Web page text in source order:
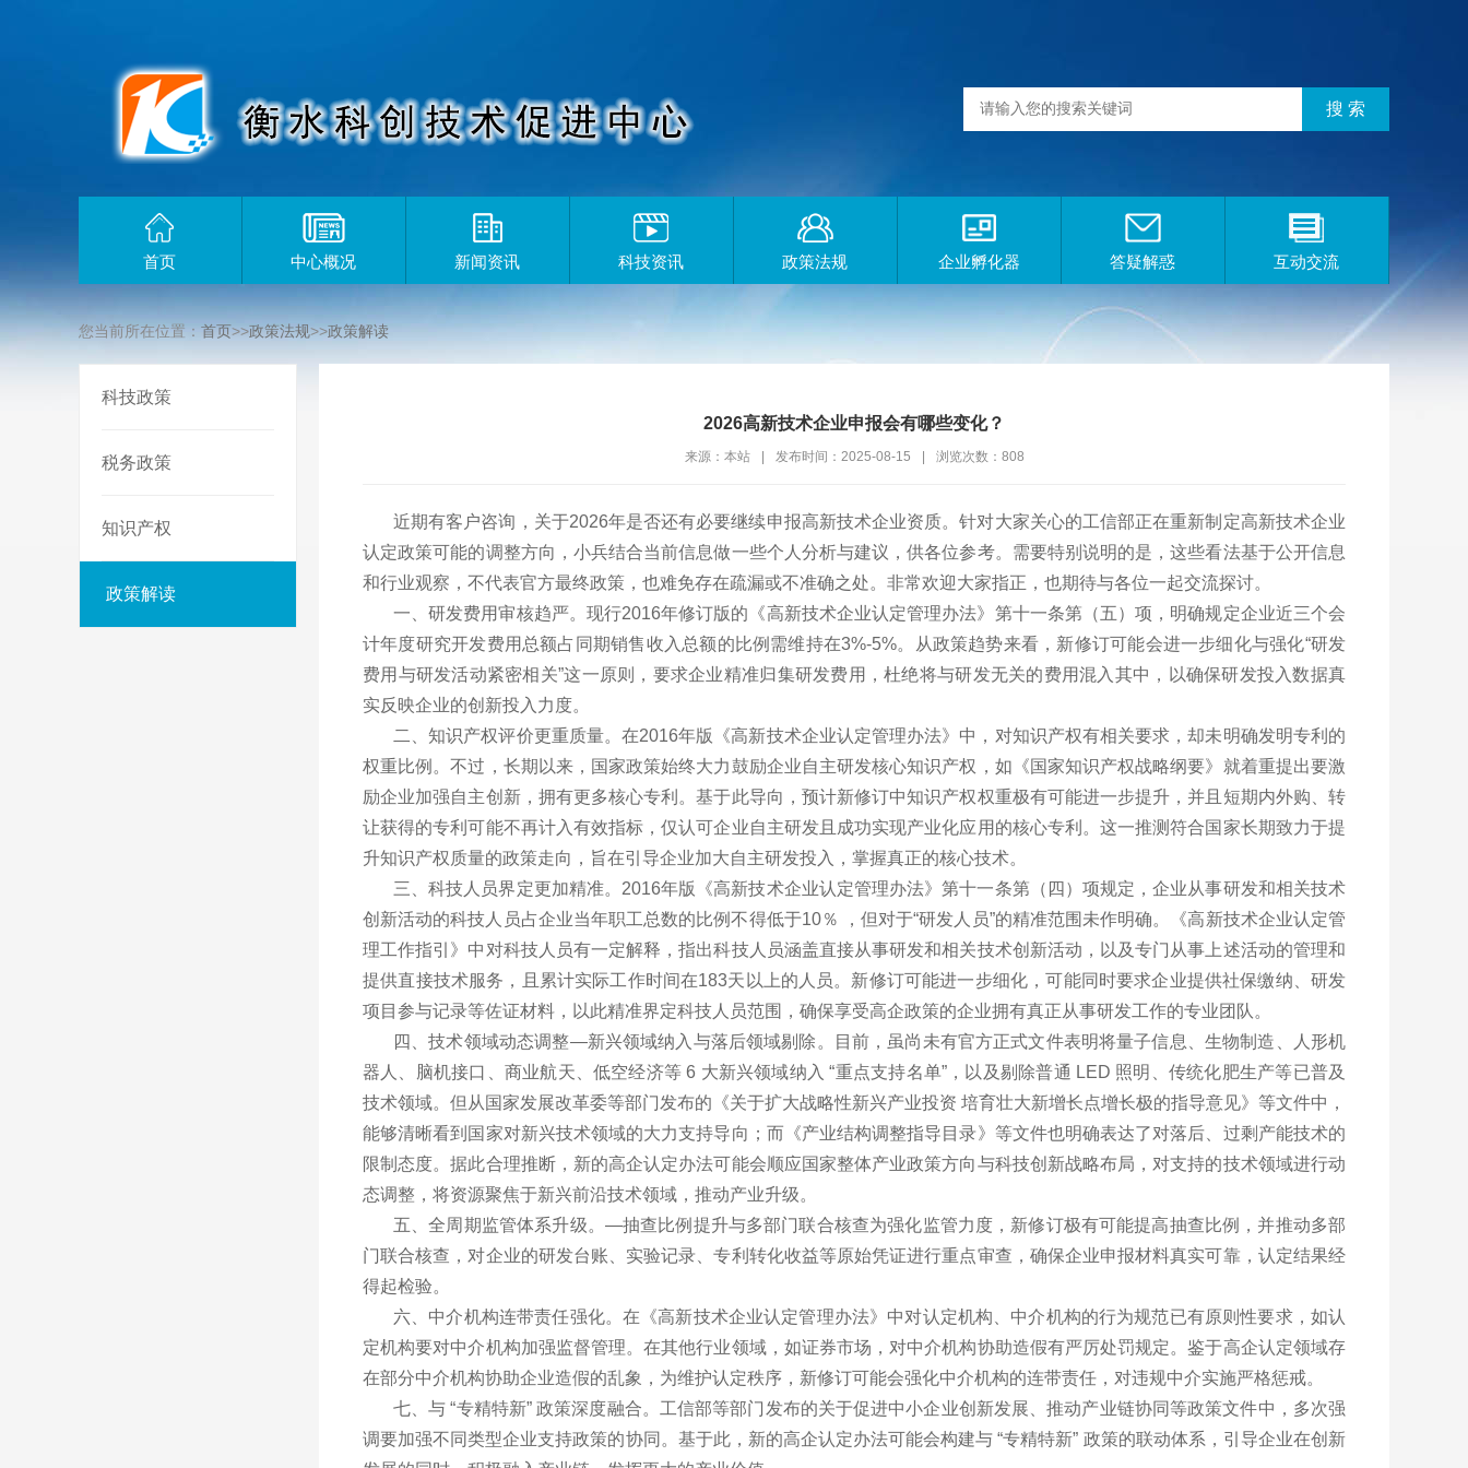
首页 中心概况 新闻资讯 科技资讯 政策法规 企业孵化器 答疑解惑 互动交流
您当前所在位置： 首页>>政策法规>>政策解读
科技政策
税务政策
知识产权
政策解读
2026高新技术企业申报会有哪些变化？
来源：本站 发布时间：2025-08-15 浏览次数：808
近期有客户咨询，关于2026年是否还有必要继续申报高新技术企业资质。针对大家关心的工信部正在重新制定高新技术企业
认定政策可能的调整方向，小兵结合当前信息做一些个人分析与建议，供各位参考。需要特别说明的是，这些看法基于公开信息
和行业观察，不代表官方最终政策，也难免存在疏漏或不准确之处。非常欢迎大家指正，也期待与各位一起交流探讨。
一、研发费用审核趋严。现行2016年修订版的《高新技术企业认定管理办法》第十一条第（五）项，明确规定企业近三个会
计年度研究开发费用总额占同期销售收入总额的比例需维持在3%-5%。从政策趋势来看，新修订可能会进一步细化与强化“研发
费用与研发活动紧密相关”这一原则，要求企业精准归集研发费用，杜绝将与研发无关的费用混入其中，以确保研发投入数据真
实反映企业的创新投入力度。
二、知识产权评价更重质量。在2016年版《高新技术企业认定管理办法》中，对知识产权有相关要求，却未明确发明专利的
权重比例。不过，长期以来，国家政策始终大力鼓励企业自主研发核心知识产权，如《国家知识产权战略纲要》就着重提出要激
励企业加强自主创新，拥有更多核心专利。基于此导向，预计新修订中知识产权权重极有可能进一步提升，并且短期内外购、转
让获得的专利可能不再计入有效指标，仅认可企业自主研发且成功实现产业化应用的核心专利。这一推测符合国家长期致力于提
升知识产权质量的政策走向，旨在引导企业加大自主研发投入，掌握真正的核心技术。
三、科技人员界定更加精准。2016年版《高新技术企业认定管理办法》第十一条第（四）项规定，企业从事研发和相关技术
创新活动的科技人员占企业当年职工总数的比例不得低于10％ ，但对于“研发人员”的精准范围未作明确。《高新技术企业认定管
理工作指引》中对科技人员有一定解释，指出科技人员涵盖直接从事研发和相关技术创新活动，以及专门从事上述活动的管理和
提供直接技术服务，且累计实际工作时间在183天以上的人员。新修订可能进一步细化，可能同时要求企业提供社保缴纳、研发
项目参与记录等佐证材料，以此精准界定科技人员范围，确保享受高企政策的企业拥有真正从事研发工作的专业团队。
四、技术领域动态调整—新兴领域纳入与落后领域剔除。目前，虽尚未有官方正式文件表明将量子信息、生物制造、人形机
器人、脑机接口、商业航天、低空经济等 6 大新兴领域纳入 “重点支持名单”，以及剔除普通 LED 照明、传统化肥生产等已普及
技术领域。但从国家发展改革委等部门发布的《关于扩大战略性新兴产业投资 培育壮大新增长点增长极的指导意见》等文件中，
能够清晰看到国家对新兴技术领域的大力支持导向；而《产业结构调整指导目录》等文件也明确表达了对落后、过剩产能技术的
限制态度。据此合理推断，新的高企认定办法可能会顺应国家整体产业政策方向与科技创新战略布局，对支持的技术领域进行动
态调整，将资源聚焦于新兴前沿技术领域，推动产业升级。
五、全周期监管体系升级。—抽查比例提升与多部门联合核查为强化监管力度，新修订极有可能提高抽查比例，并推动多部
门联合核查，对企业的研发台账、实验记录、专利转化收益等原始凭证进行重点审查，确保企业申报材料真实可靠，认定结果经
得起检验。
六、中介机构连带责任强化。在《高新技术企业认定管理办法》中对认定机构、中介机构的行为规范已有原则性要求，如认
定机构要对中介机构加强监督管理。在其他行业领域，如证券市场，对中介机构协助造假有严厉处罚规定。鉴于高企认定领域存
在部分中介机构协助企业造假的乱象，为维护认定秩序，新修订可能会强化中介机构的连带责任，对违规中介实施严格惩戒。
七、与 “专精特新” 政策深度融合。工信部等部门发布的关于促进中小企业创新发展、推动产业链协同等政策文件中，多次强
调要加强不同类型企业支持政策的协同。基于此，新的高企认定办法可能会构建与 “专精特新” 政策的联动体系，引导企业在创新